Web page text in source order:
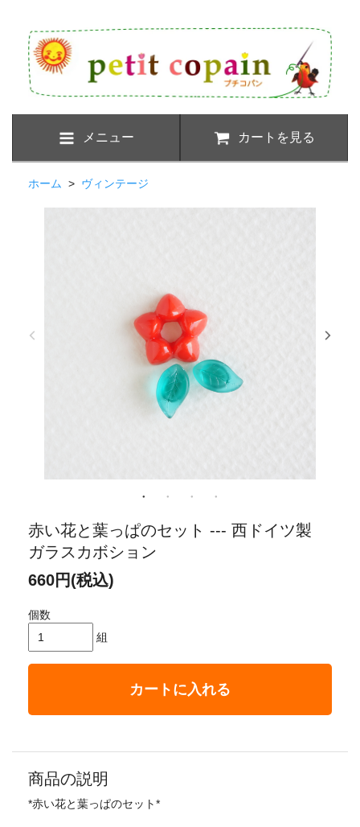
メニュー カートを見る
ホーム > ヴィンテージ
赤い花と葉っぱのセット --- 西ドイツ製
ガラスカボション
660円(税込)
個数
組
カートに入れる
商品の説明
*赤い花と葉っぱのセット*